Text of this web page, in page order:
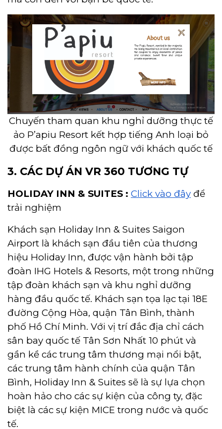
Chuyến tham quan khu nghỉ dưỡng thực tế
ảo P’apiu Resort kết hợp tiếng Anh loại bỏ
được bất đồng ngôn ngữ với khách quốc tế
3. CÁC DỰ ÁN VR 360 TƯƠNG TỰ
HOLIDAY INN & SUITES : Click vào đây để
trải nghiệm
Khách sạn Holiday Inn & Suites Saigon
Airport là khách sạn đầu tiên của thương
hiệu Holiday Inn, được vận hành bởi tập
đoàn IHG Hotels & Resorts, một trong những
tập đoàn khách sạn và khu nghỉ dưỡng
hàng đầu quốc tế. Khách sạn tọa lạc tại 18E
đường Cộng Hòa, quận Tân Bình, thành
phố Hồ Chí Minh. Với vị trí đắc địa chỉ cách
sân bay quốc tế Tân Sơn Nhất 10 phút và
gần kề các trung tâm thương mại nổi bật,
các trung tâm hành chính của quận Tân
Bình, Holiday Inn & Suites sẽ là sự lựa chọn
hoàn hảo cho các sự kiện của công ty, đặc
biệt là các sự kiện MICE trong nước và quốc
tế.